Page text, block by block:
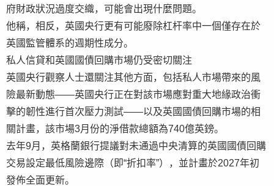
府財政狀況過度交織，可能會出現什麼問題。
他稱，相反，英國央行更有可能廢除杠杆率中一個僅存在於
英國監管體系的週期性成分。
私人信貸和英國國債回購市場仍受密切關注
英國央行觀察人士還關注其他方面，包括私人市場帶來的風
險最新動態——英國央行正在對該市場應對重大地緣政治衝
擊的韌性進行首次壓力測試——以及英國國債回購市場的相
關計畫，該市場3月份的淨借款總額為740億英鎊。
去年9月，英格蘭銀行提議對未通過中央清算的英國國債回購
交易設定最低風險邊際（即“折扣率”），並計畫於2027年初
發佈全面更新。